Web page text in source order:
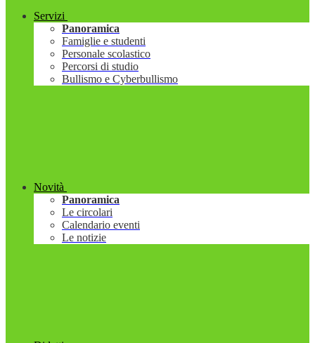
Servizi
Panoramica
Famiglie e studenti
Personale scolastico
Percorsi di studio
Bullismo e Cyberbullismo
Novità
Panoramica
Le circolari
Calendario eventi
Le notizie